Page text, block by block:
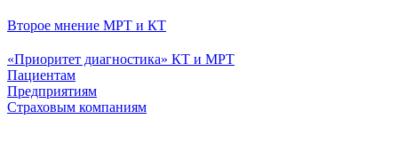
Второе мнение МРТ и КТ
«Приоритет диагностика» КТ и МРТ
Пациентам
Предприятиям
Страховым компаниям